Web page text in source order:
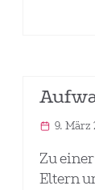
9. März
Zu
Eltern